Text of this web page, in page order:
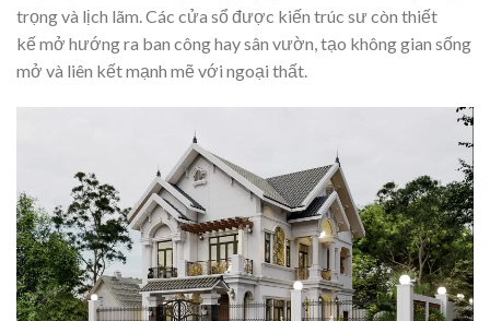
trọng và lịch lãm. Các cửa sổ được kiến trúc sư còn thiết
kế mở hướng ra ban công hay sân vườn, tạo không gian sống
mở và liên kết mạnh mẽ với ngoại thất.